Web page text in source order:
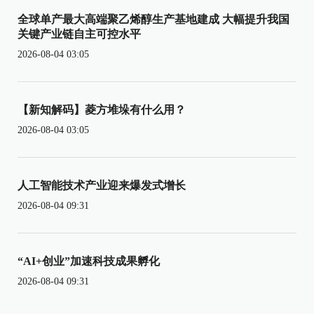
全球单产最大高端聚乙烯醇生产基地建成 大幅提升我国
关键产业链自主可控水平
2026-08-04 03:05
【新知解码】菱方堆垛有什么用？
2026-08-04 03:05
人工智能技术产业迎来爆发式增长
2026-08-04 09:31
“AI+创业”加速科技成果孵化
2026-08-04 09:31